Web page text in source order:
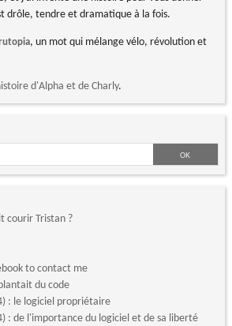
drôle, tendre et dramatique à la fois.
, un mot qui mélange vélo, révolution et
d'Alpha et de Charly.
courir Tristan ?
to contact me
du code
: le logiciel propriétaire
: de l'importance du logiciel et de sa liberté